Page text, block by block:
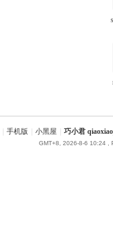
手机版 小黑屋 巧小君
GMT+8, 2026-8-6 10:24 ,